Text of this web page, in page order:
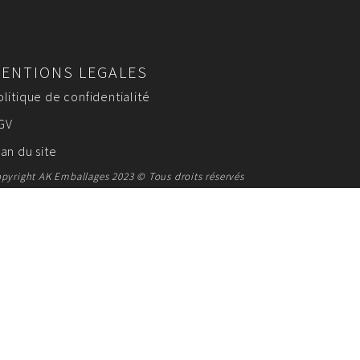
LEGALES
de confidentialité
du site
AK Emballages 2023 © Tous droits réservés